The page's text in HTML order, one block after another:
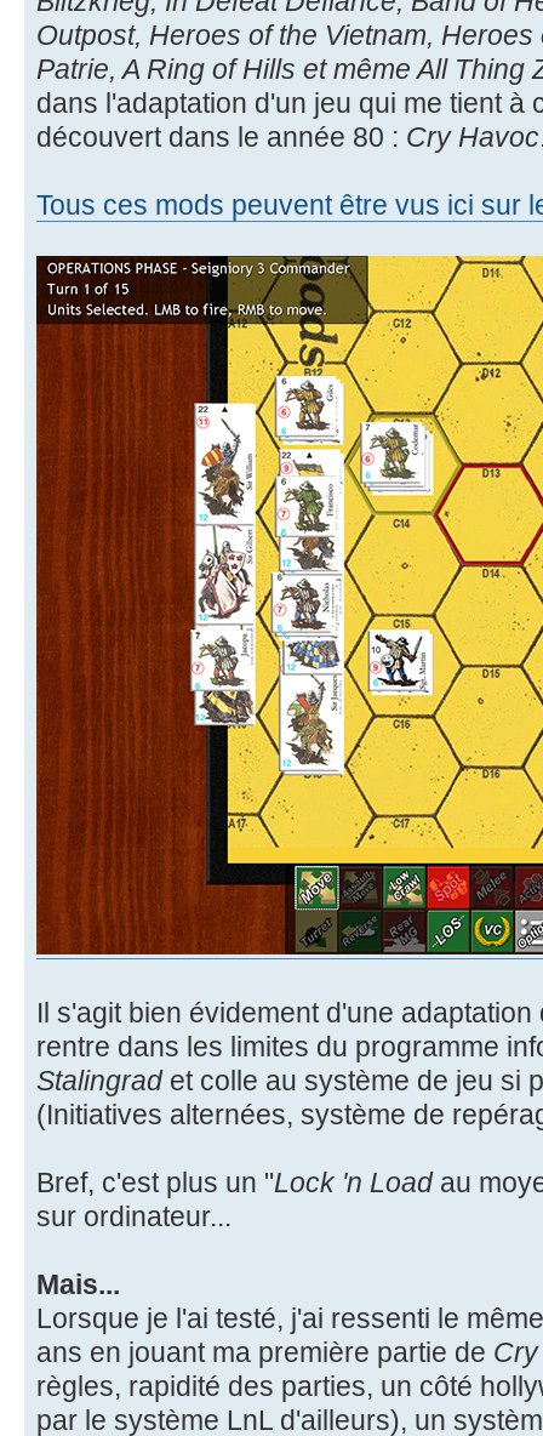
Outpost, Heroes of the Vietnam,
Patrie, A Ring of Hills et même All Thing
dans l'adaptation d'un jeu qui me tient
découvert dans le année 80 : Cry Havoc
Tous ces mods peuvent être vus ici sur
Il s'agit bien évidement d'une
rentre dans les limites du programme
Stalingradet colle au système de jeu si
(Initiatives alternées, système de
Bref, c'est plus un "Lock 'n Loadau
sur ordinateur...
Mais...
Lorsque je l'ai testé, j'ai ressenti le
ans en jouant ma première partie de
règles, rapidité des parties, un côté
par le système LnL d'ailleurs), un